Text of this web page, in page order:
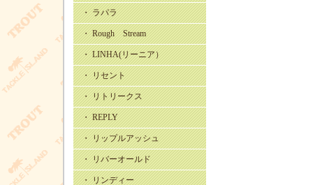
・ ラパラ
・ Rough Stream
・ LINHA(リーニア）
・ リセント
・ リトリークス
・ REPLY
・ リップルアッシュ
・ リバーオールド
・ リンディー